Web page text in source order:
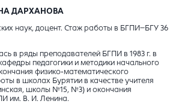
ДАРХАНОВА
наук, доцент. Стаж работы в БГПИ–БГУ 36
в ряды преподавателей БГПИ в 1983 г. в
педагогики и методики начального
физико-математического
в школах Бурятии в качестве учителя
школы №15, №3) и окончания
им. В. И. Ленина.